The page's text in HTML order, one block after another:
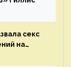
секс
на